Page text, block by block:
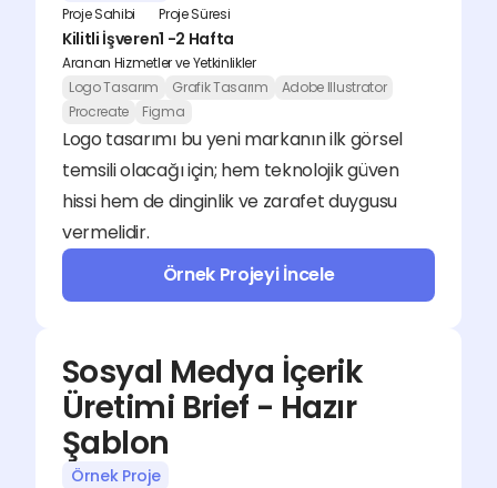
Proje Sahibi
Kilitli İşveren
Proje Süresi
1 -2 Hafta
Aranan Hizmetler ve Yetkinlikler
Logo Tasarım
Grafik Tasarım
Adobe Illustrator
Procreate
Figma
Logo tasarımı bu yeni markanın ilk görsel
temsili olacağı için; hem teknolojik güven
hissi hem de dinginlik ve zarafet duygusu
vermelidir.
Örnek Projeyi İncele
Sosyal Medya İçerik
Üretimi Brief - Hazır
Şablon
Örnek Proje